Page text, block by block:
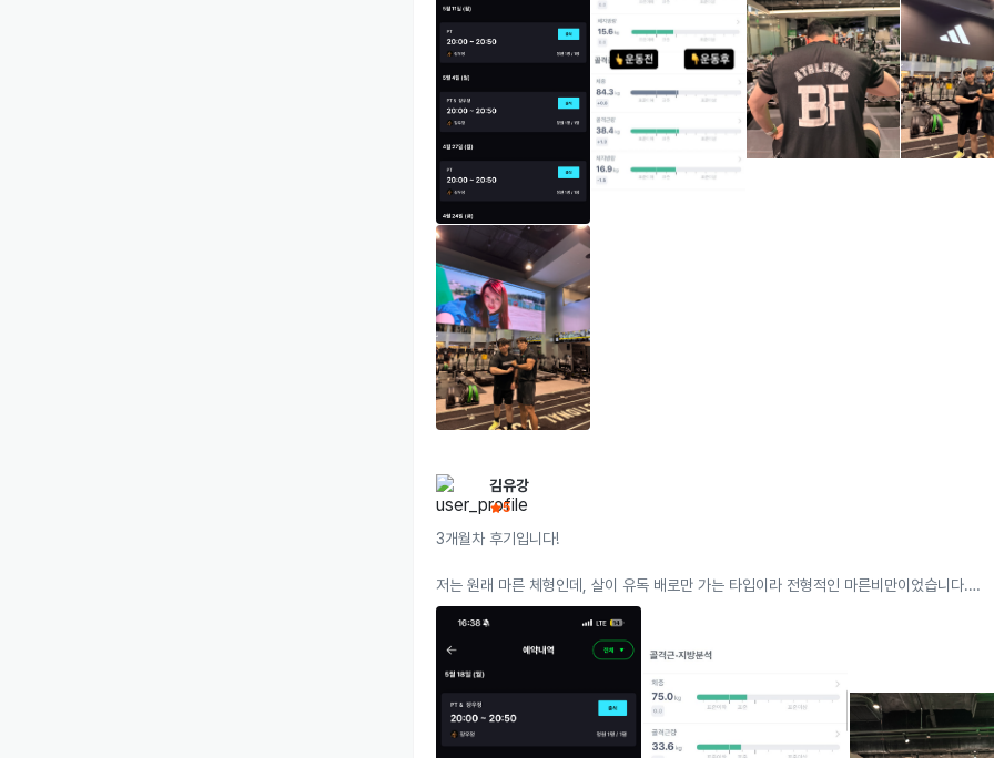
✅ 상체 근육은 지키면서 하이록스 준비하고 싶은 분
✅ 근손실이 걱정돼 달리기를 망설이는 분
✅ 하체 근육이 많아 일반 러닝 가이드가 맞지 않는 분
✅ 처음 완주가 목표인 분 · 기록을 줄이고 싶은 분
✅ 대회에서 강하고 멋진 모습으로 찍히고 싶은 분
바쁜 20~50대가 최소한의 시간으로 상체 근력을 유지하며 최대한의 레이스 퍼포먼스
로잉, 버피, 월볼에서 필요한 순간 폭발력. 빠른 근육 수축으로 스테이션 시간을 단축합
니다.
⑤ 플라이오메트릭 훈련
탄성 에너지를 활용해 후반부에도 리듬이 무너지지 않는 신경근 효율을 만듭니다. 지쳐
도 달리는 폼이 유지되어야 사진도 멋있게 나옵니다.
📈 3단계 : 대회 역산 설계
목표 대회 날짜를 기준으로 역산해서 주차별 훈련 강도와 피킹 타이밍을 잡습니다. 대회
당일 컨디션 최고점에서 레이스하도록 설계합니다.
🌟 이것만큼은 약속드립니다.
✔️ 회원님과 약속한 시간에 시작합니다.
✔️ 사전에 계획을 세워서 들어가되, 컨디션을 고려해 진행합니다.
✔️ 길고 꾸준히 운동할 수 있도록 부상 방지를 최우선으로 합니다.
✔️ 왜 이 동작을 해야 하는지, 항상 이유와 함께 설명합니다.
바쁜 20~50대가 최소한의 시간 투자로 상체근력을 만들고 유지하며  각자의 기준에
함께 멋진 변화를 만들어 가길 기다리겠습니다.
김유강
5
3개월차 후기입니다!
저는 원래 마른 체형인데, 살이 유독 배로만 가는 타입이라 전형적인 마른비만이었습니다.
운동을 해야겠다는 생각은 늘 있었지만 문제는 하나였습니다.
“어떻게 해야 하는지 모르겠다.”
그런 상태에서 PT를 시작했는데 가장 좋았던 점은 단순히 운동을 시켜주는 것이 아니라, 운
동을 이해하게 만들어준다는 점이었습니다. 불과 3개월 정도 지났는데 주변에서 먼저 몸이
좋아졌다는 이야기를 하기 시작했습니다!